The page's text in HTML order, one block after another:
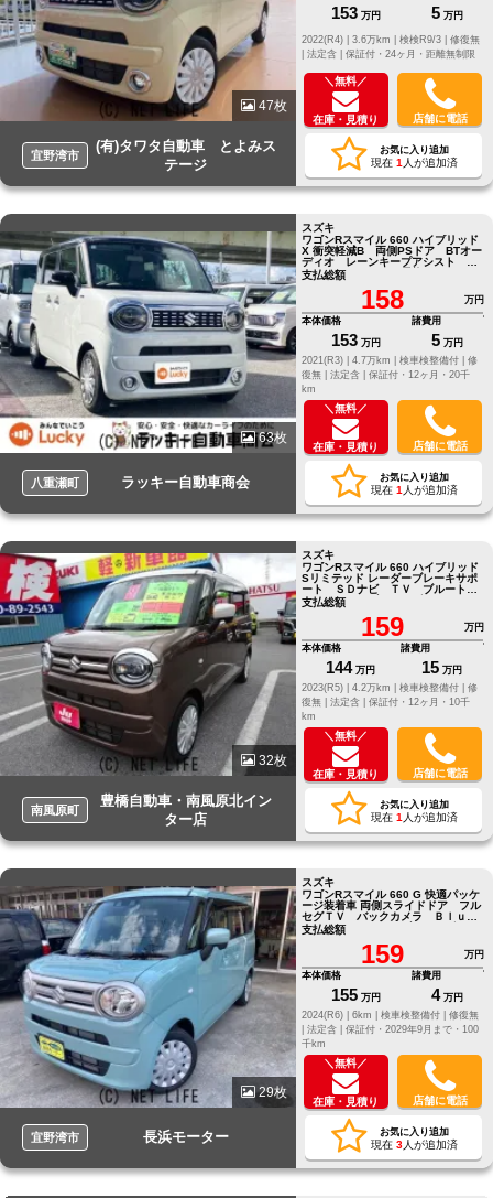
47枚
宜野湾市
(有)タワタ自動車 とよみス
テージ
153 万円 5 万円
修復無
法定含 | 保証付・24ヶ月・距離無制限
＼無料／
在庫・見積り 店舗に電話
お気に入り追加
現在 1 人が追加済
63枚
八重瀬町 ラッキー自動車商会
スズキ
ワゴンRスマイル 660 ハイブリッド
X 衝突軽減B 両側PSドア BTオー
ディオ レーンキープアシスト フ
ルフラットシート 電格ミラー
支払総額
158
万円
本体価格
153 万円
諸費用
5 万円
2021(R3) |
4.7万km | 検車検整備付 | 修
復無 | 法定含 | 保証付・12ヶ月・20千
km
＼無料／
在庫・見積り 店舗に電話
お気に入り追加
現在 1 人が追加済
32枚
南風原町
豊橋自動車・南風原北イン
ター店
スズキ
ワゴンRスマイル 660 ハイブリッド
Sリミテッド レーダーブレーキサポ
ート ＳＤナビ ＴＶ ブルートゥ
ース ドライブレコーダー バック
カメラ ＥＴＣ
支払総額
159
万円
本体価格
144 万円
諸費用
15 万円
2023(R5) |
4.2万km | 検車検整備付 | 修
復無 | 法定含 | 保証付・12ヶ月・10千
km
＼無料／
在庫・見積り 店舗に電話
お気に入り追加
現在 1 人が追加済
29枚
宜野湾市 長浜モーター
スズキ
ワゴンRスマイル 660 G 快適パッケ
ージ装着車 両側スライドドア フル
セグＴＶ バックカメラ Ｂｌｕｅ
ｔｏｏｔｈ ドライブレコーダー
ＥＴＣ
支払総額
159
万円
本体価格
155 万円
諸費用
4 万円
2024(R6) |
6km | 検車検整備付 | 修復無
| 法定含 | 保証付・2029年9月まで・100
千km
＼無料／
在庫・見積り 店舗に電話
お気に入り追加
現在 3人が追加済